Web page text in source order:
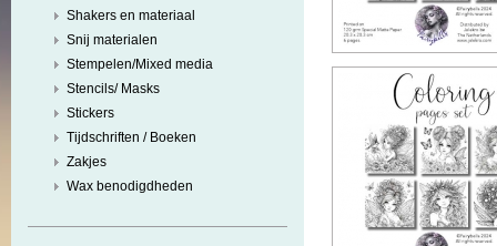
Shakers en materiaal
Snij materialen
Stempelen/Mixed media
Stencils/ Masks
Stickers
Tijdschriften / Boeken
Zakjes
Wax benodigdheden